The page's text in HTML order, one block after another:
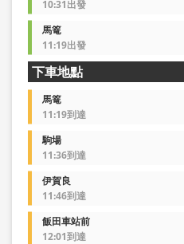
10:31出發
馬篭
11:19出發
下車地點
馬篭
11:19到達
駒場
11:36到達
伊賀良
11:46到達
飯田車站前
12:01到達